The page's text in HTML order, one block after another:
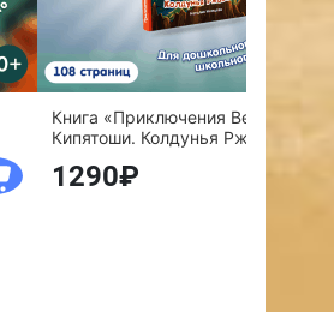
Книга «Приключения Веснушки и
Кипятоши. Колдунья Ржавелла»
1290